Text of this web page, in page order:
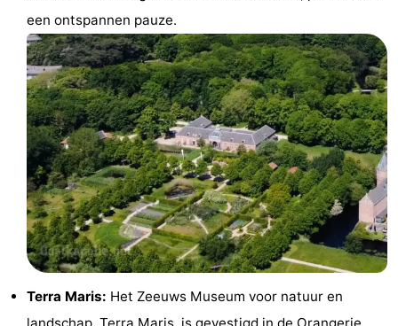
Steden
Natuur
Rondleidingen
Sporten
Zwembaden
Fietsen
Wandelen
Paardrijden
een ontspannen pauze.
Terra Maris: Het Zeeuws Museum voor natuur en